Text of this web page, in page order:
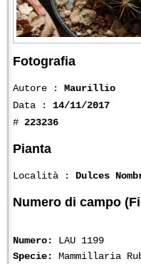
Fotografia
Autore : Maurillio
Data : 14/11/2017
# 223236
Pianta
Località : Dulces
Numero di campo
Numero:
LAU 1199
Specie:
Mammillaria